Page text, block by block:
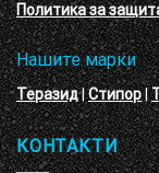
Политика за
Нашите марки
Теразид|Стипор|
КОНТАКТИ